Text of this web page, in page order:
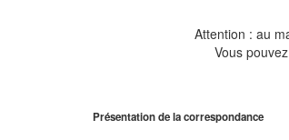
Attention : au
Vous
Présentation de la correspondance